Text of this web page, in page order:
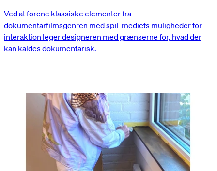
Ved at forene klassiske elementer fra
dokumentarfilmsgenren med spil-mediets muligheder for
interaktion leger designeren med grænserne for, hvad der
kan kaldes dokumentarisk.